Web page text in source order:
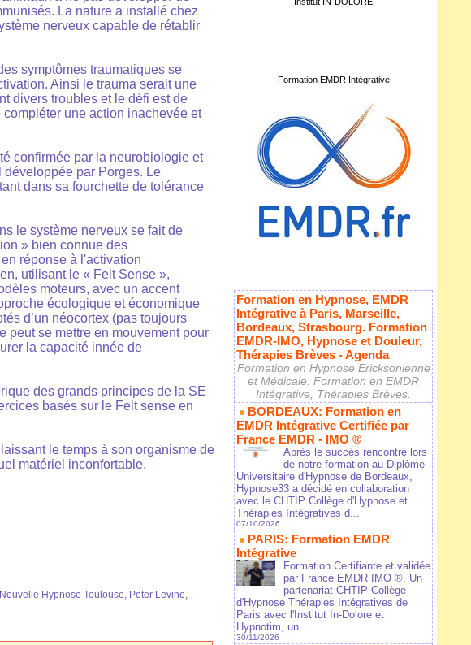
La nature a installé chez
nerveux capable de rétablir
symptômes traumatiques se
Ainsi le trauma serait une
divers troubles et le défi est de
une action inachevée et
confirmée par la neurobiologie et
développée par Porges. Le
dans sa fourchette de tolérance
le système nerveux se fait de
» bien connue des
réponse à l'activation
utilisant le « Felt Sense »,
moteurs, avec un accent
écologique et économique
d’un néocortex (pas toujours
peut se mettre en mouvement pour
la capacité innée de
des grands principes de la SE
basés sur le Felt sense en
le temps à son organisme de
matériel inconfortable.
Nouvelle Hypnose Toulouse, Peter Levine,
-------------------
Formation EMDR Intégrative
Formation en Hypnose, EMDR
Intégrative à Paris, Marseille,
Bordeaux, Strasbourg. Formation
EMDR-IMO, Hypnose et Douleur,
Thérapies Brèves - Agenda
Formation en Hypnose Ericksonienne
et Médicale. Formation en EMDR
Intégrative, Thérapies Brèves.
BORDEAUX: Formation en
EMDR Intégrative Certifiée par
France EMDR - IMO ®
Après le succès rencontré lors
de notre formation au Diplôme
Universitaire d'Hypnose de Bordeaux,
Hypnose33 a décidé en collaboration
avec le CHTIP Collège d'Hypnose et
Thérapies Intégratives d...
07/10/2026
PARIS: Formation EMDR
Intégrative
Formation Certifiante et validée
par France EMDR IMO ®. Un
partenariat CHTIP Collège
d'Hypnose Thérapies Intégratives de
Paris avec l'Institut In-Dolore et
Hypnotim, un...
30/11/2026